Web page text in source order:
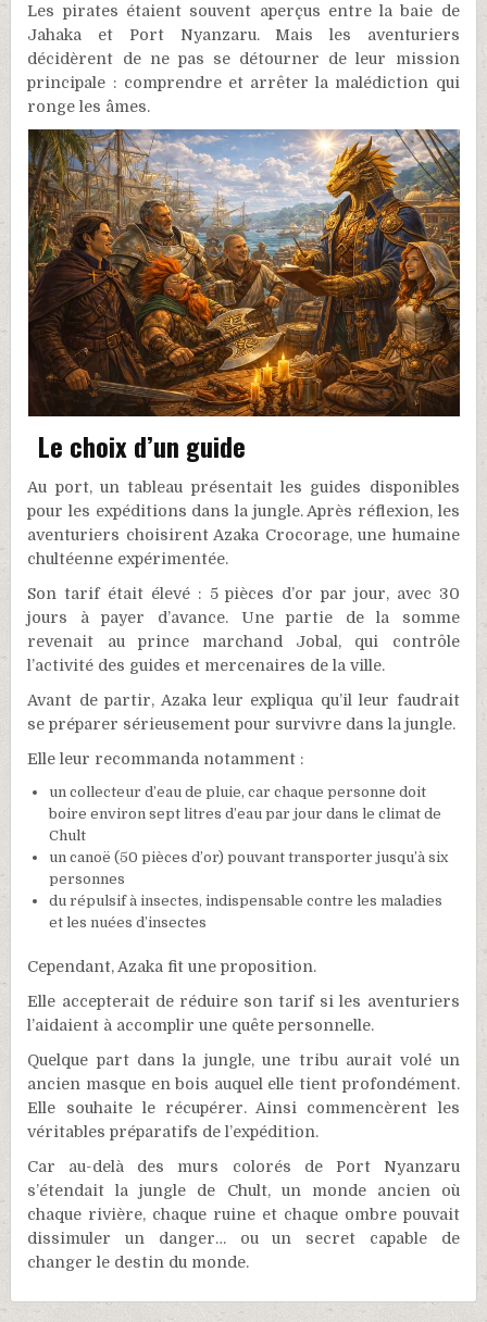
Les pirates étaient souvent aperçus entre la baie de
Jahaka et Port Nyanzaru. Mais les aventuriers
décidèrent de ne pas se détourner de leur mission
principale : comprendre et arrêter la malédiction qui
ronge les âmes.
Le choix d’un guide
Au port, un tableau présentait les guides disponibles
pour les expéditions dans la jungle. Après réflexion, les
aventuriers choisirent Azaka Crocorage, une humaine
chultéenne expérimentée.
Son tarif était élevé : 5 pièces d’or par jour, avec 30
jours à payer d’avance. Une partie de la somme
revenait au prince marchand Jobal, qui contrôle
l’activité des guides et mercenaires de la ville.
Avant de partir, Azaka leur expliqua qu’il leur faudrait
se préparer sérieusement pour survivre dans la jungle.
Elle leur recommanda notamment :
un collecteur d’eau de pluie, car chaque personne doit
boire environ sept litres d’eau par jour dans le climat de
Chult
un canoë (50 pièces d’or) pouvant transporter jusqu’à six
personnes
du répulsif à insectes, indispensable contre les maladies
et les nuées d’insectes
Cependant, Azaka fit une proposition.
Elle accepterait de réduire son tarif si les aventuriers
l’aidaient à accomplir une quête personnelle.
Quelque part dans la jungle, une tribu aurait volé un
ancien masque en bois auquel elle tient profondément.
Elle souhaite le récupérer. Ainsi commencèrent les
véritables préparatifs de l’expédition.
Car au-delà des murs colorés de Port Nyanzaru
s’étendait la jungle de Chult, un monde ancien où
chaque rivière, chaque ruine et chaque ombre pouvait
dissimuler un danger… ou un secret capable de
changer le destin du monde.